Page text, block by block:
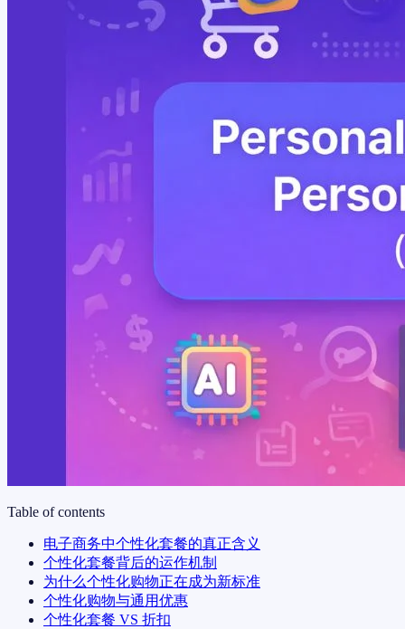
Table of contents
电子商务中个性化套餐的真正含义
个性化套餐背后的运作机制
为什么个性化购物正在成为新标准
个性化购物与通用优惠
个性化套餐 VS 折扣